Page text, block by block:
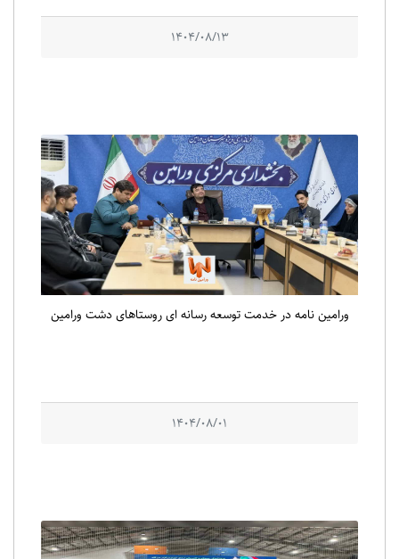
1404/08/13
ورامین نامه در خدمت توسعه رسانه ای روستاهای دشت ورامین
1404/08/01